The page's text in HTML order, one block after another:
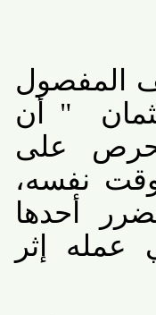
" أن
على
نفسه،
أحدها
إثر